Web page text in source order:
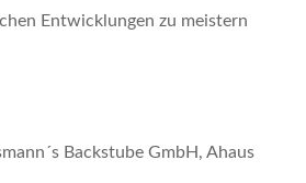
Entwicklungen zu meistern
Backstube GmbH, Ahaus